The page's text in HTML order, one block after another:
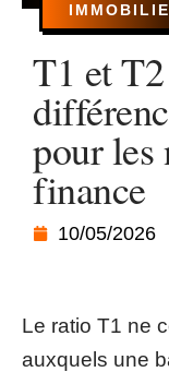
T1 et
pour les
finance
10/05/2026
Le ratio T1 ne
auxquels une